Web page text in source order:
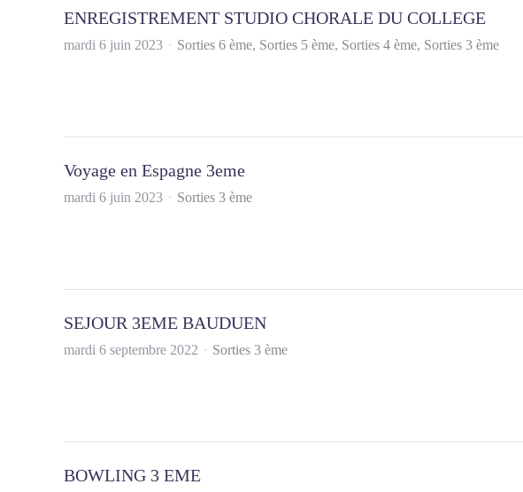
ENREGISTREMENT STUDIO CHORALE DU COLLEGE
mardi 6 juin 2023 Sorties 6 ème Sorties 5 ème Sorties 4 ème Sorties 3 ème
Voyage en Espagne 3eme
mardi 6 juin 2023 Sorties 3 ème
SEJOUR 3EME BAUDUEN
mardi 6 septembre 2022 Sorties 3 ème
BOWLING 3 EME